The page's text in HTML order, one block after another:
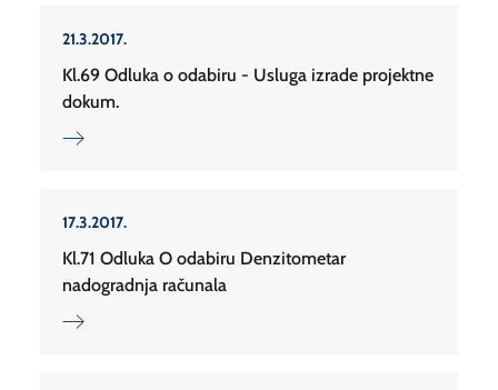
21.3.2017.
Kl.69 Odluka o odabiru - Usluga izrade projektne
dokum.
17.3.2017.
Kl.71 Odluka O odabiru Denzitometar
nadogradnja računala